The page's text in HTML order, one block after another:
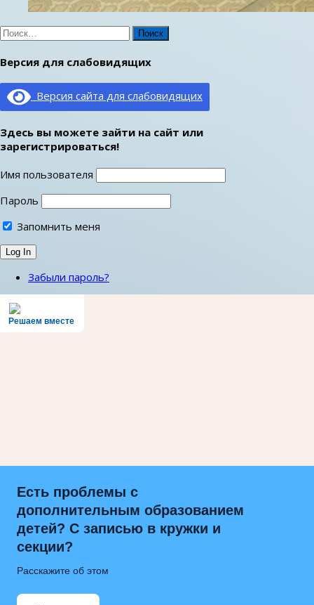
Найти:
Версия для слабовидящих
Версия сайта для слабовидящих
Здесь вы можете зайти на сайт или
зарегистрироваться!
Имя пользователя
Пароль
Запомнить меня
Забыли пароль?
Решаем вместе
Есть проблемы с
дополнительным образованием
детей? С записью в кружки и
секции?
Расскажите об этом